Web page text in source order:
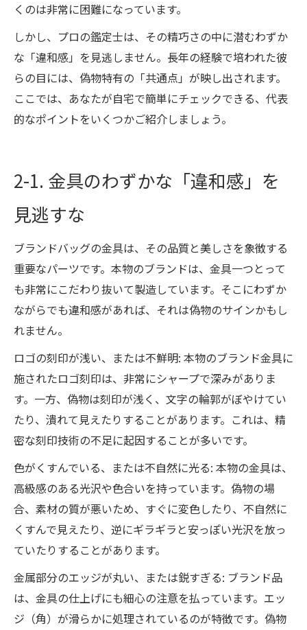
くのは非常に困難になっています。
しかし、プロの鑑定士は、その精巧さの中に潜むわずか
な「違和感」を見逃しません。長年の経験で培われた彼
らの目には、偽物特有の「共通点」が映し出されます。
ここでは、あなたが自宅で簡単にチェックできる、代表
的なポイントをいくつかご紹介しましょう。
2-1. 金具のわずかな「違和感」を
見逃すな
ブランドバッグの金具は、その品質と美しさを象徴する
重要なパーツです。本物のブランドは、金具一つとって
も非常にこだわり抜いて製造しています。そこにわずか
ながらでも違和感があれば、それは偽物のサインかもし
れません。
ロゴの刻印が浅い、または不鮮明: 本物のブランド金具に
施されたロゴ刻印は、非常にシャープで深みがありま
す。一方、偽物は刻印が浅く、文字の輪郭がぼやけてい
たり、潰れて見えたりすることがあります。これは、精
密な刻印技術の不足に起因することが多いです。
色がくすんでいる、または不自然に光る: 本物の金具は、
高級感のある光沢や色合いを持っています。偽物の場
合、素材の質が悪いため、すぐに変色したり、不自然に
くすんで見えたり、逆にギラギラと安っぽい光沢を放っ
ていたりすることがあります。
金属部分のエッジが丸い、または鋭すぎる: ブランド品
は、金具の仕上げにも細心の注意を払っています。エッ
ジ（角）が滑らかに処理されているのが特徴です。偽物